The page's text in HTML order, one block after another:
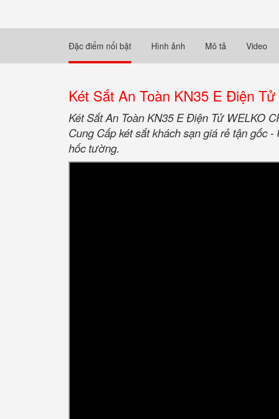
Đặc điểm nổi bật Hình ảnh Mô tả Video
Két Sắt An Toàn KN35 E Điện
Két Sắt An Toàn KN35 E Điện Tử WELKO
Cung Cấp két sắt khách sạn giá rẻ tận gốc
hốc tường.